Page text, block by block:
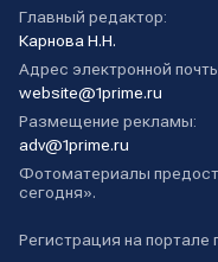
Главный редактор:
Карнова Н.Н.
Адрес электронной
website@1prime.ru
Размещение рекламы:
adv@1prime.ru
Фотоматериалы
сегодня».
Регистрация на портале